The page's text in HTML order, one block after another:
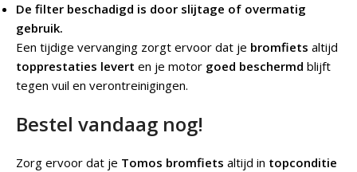
De filter beschadigd is door slijtage of overmatig
gebruik.
Een tijdige vervanging zorgt ervoor dat je bromfiets altijd
topprestaties levert en je motor goed beschermd blijft
tegen vuil en verontreinigingen.
Bestel vandaag nog!
Zorg ervoor dat je Tomos bromfiets altijd in topconditie